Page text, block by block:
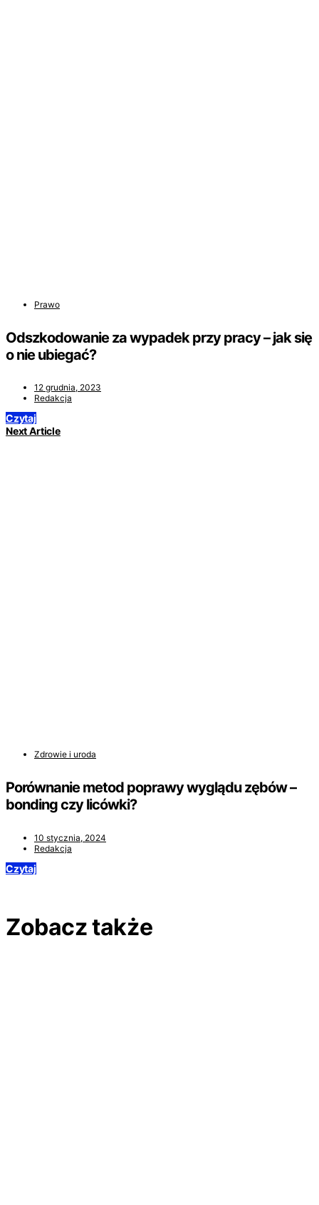
Prawo
Odszkodowanie za wypadek przy pracy – jak się
o nie ubiegać?
12 grudnia, 2023
Redakcja
Czytaj
Next Article
Zdrowie i uroda
Porównanie metod poprawy wyglądu zębów –
bonding czy licówki?
10 stycznia, 2024
Redakcja
Czytaj
Zobacz także